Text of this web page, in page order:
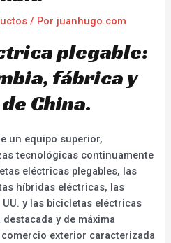
/ Por juanhugo.com
plegable:
fábrica y
China.
un equipo superior,
tecnológicas continuamente
eléctricas plegables, las
híbridas eléctricas, las
y las bicicletas eléctricas
y de máxima
exterior caracterizada